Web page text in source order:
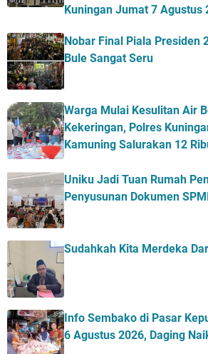
Kuningan Jumat 7 Agustus
Nobar Final Piala Presiden
Bule Sangat Seru
Warga Mulai Kesulitan Air
Kekeringan, Polres
Kamuning Salurakan 12
Uniku Jadi Tuan Rumah
Penyusunan Dokumen
Sudahkah Kita Merdeka
Info Sembako di Pasar
6 Agustus 2026, Daging